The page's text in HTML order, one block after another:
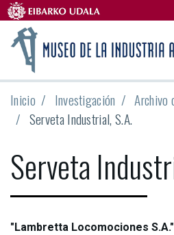
Inicio Investigación
Archivo
Serveta Industrial, S.A.
Serveta
"Lambretta Locomociones S.A."